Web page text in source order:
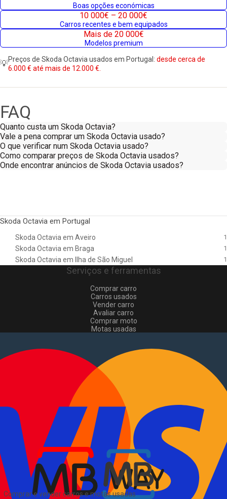
Boas opções económicas
10 000€ – 20 000€
Carros recentes e bem equipados
Mais de 20 000€
Modelos premium
💡Preços de Skoda Octavia usados em Portugal: desde cerca de
6.000 € até mais de 12.000 €.
FAQ
Quanto custa um Skoda Octavia?
Vale a pena comprar um Skoda Octavia usado?
O que verificar num Skoda Octavia usado?
Como comparar preços de Skoda Octavia usados?
Onde encontrar anúncios de Skoda Octavia usados?
Skoda Octavia em Portugal
Skoda Octavia em Aveiro 1
Skoda Octavia em Braga 1
Skoda Octavia em Ilha de São Miguel 1
Comprar e vender carros e motas usadas
Serviços e ferramentas
Comprar carro
Carros usados
Vender carro
Avaliar carro
Comprar moto
Motas usadas
Comerciais usados
Vender comerciais
Informações
Como comprar e vender
Pacotes de anúncios
Verificar VIN e matrícula
Sitemap
EN
Sobre Nós